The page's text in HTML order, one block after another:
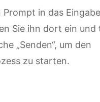
Prompt in das
Sie ihn dort ein und
„Senden“, um den
zu starten.